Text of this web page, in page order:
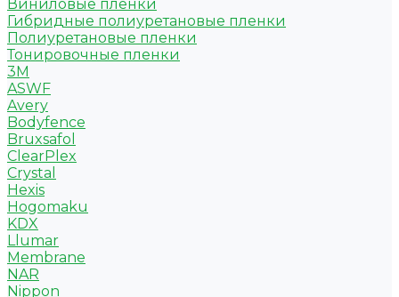
Виниловые пленки
Гибридные полиуретановые пленки
Полиуретановые пленки
Тонировочные пленки
3M
ASWF
Avery
Bodyfence
Bruxsafol
ClearPlex
Crystal
Hexis
Hogomaku
KDX
Llumar
Membrane
NAR
Nippon